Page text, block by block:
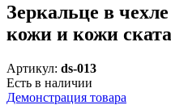
Зеркальце в
кожи и кожи
Артикул: ds-013
Есть в наличии
Демонстрация товара